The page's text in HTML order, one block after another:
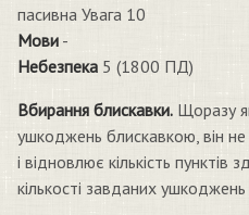
пасивна Увага 10
Мови -
Небезпека 5 (1800 ПД)
Вбирання блискавки. Щоразу
ушкоджень блискавкою, він
і відновлює кількість пунктів
кількості завданих